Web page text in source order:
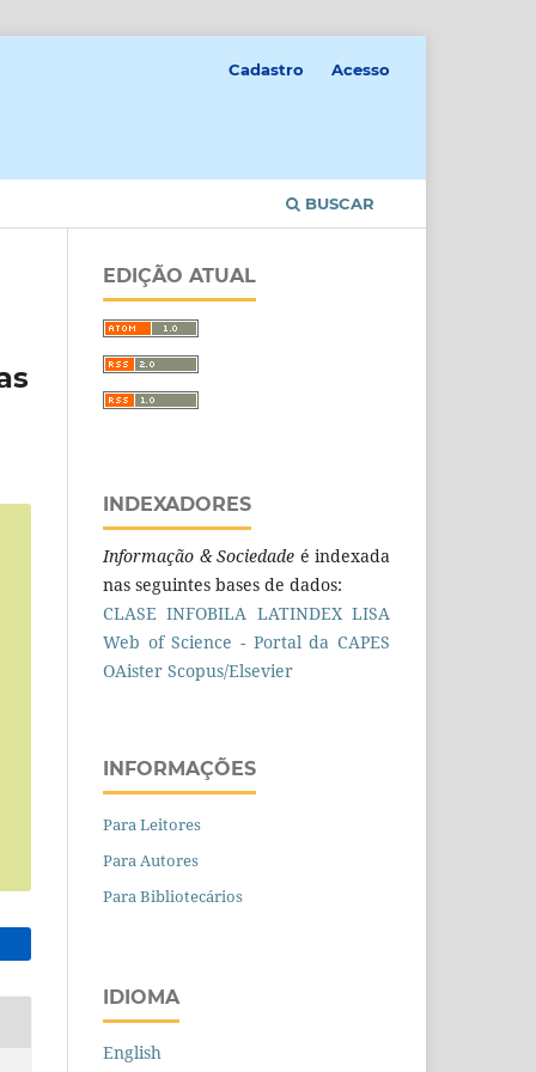
BUSCAR
Cadastro Acesso
EDIÇÃO ATUAL
INDEXADORES
Informação & Sociedade é indexada
nas seguintes bases de dados:
CLASE INFOBILA LATINDEX LISA
Web of Science - Portal da CAPES
OAister Scopus/Elsevier
INFORMAÇÕES
Para Leitores
Para Autores
Para Bibliotecários
IDIOMA
English